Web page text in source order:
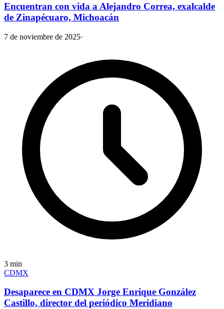
Encuentran con vida a Alejandro Correa, exalcalde
de Zinapécuaro, Michoacán
7 de noviembre de 2025·
3 min
CDMX
Desaparece en CDMX Jorge Enrique González
Castillo, director del periódico Meridiano